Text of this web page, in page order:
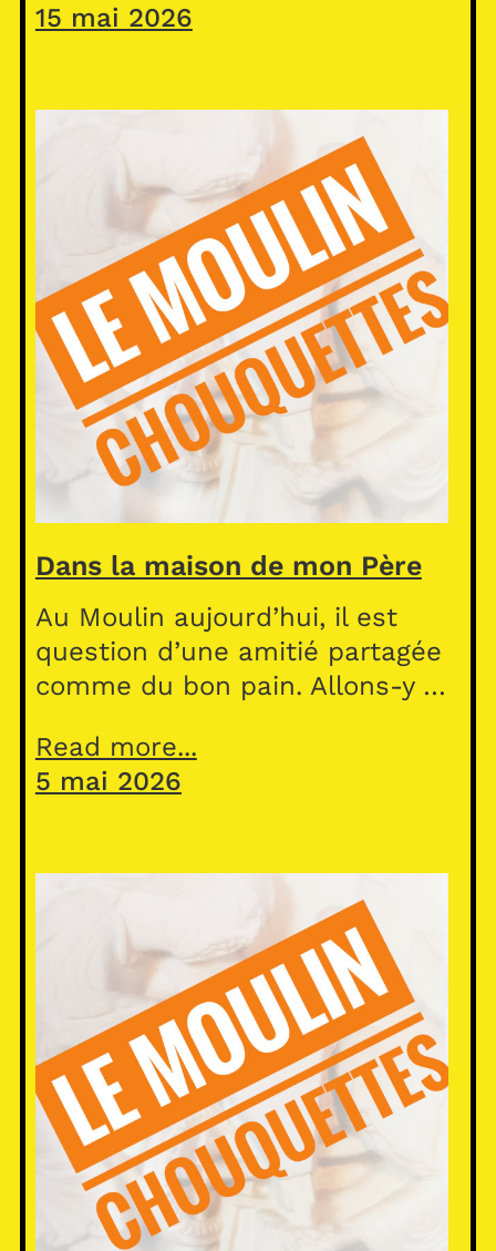
15 mai 2026
Dans la maison de mon Père
Au Moulin aujourd’hui, il est
question d’une amitié partagée
comme du bon pain. Allons-y …
Read more...
5 mai 2026